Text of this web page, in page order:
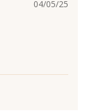
04/05/25